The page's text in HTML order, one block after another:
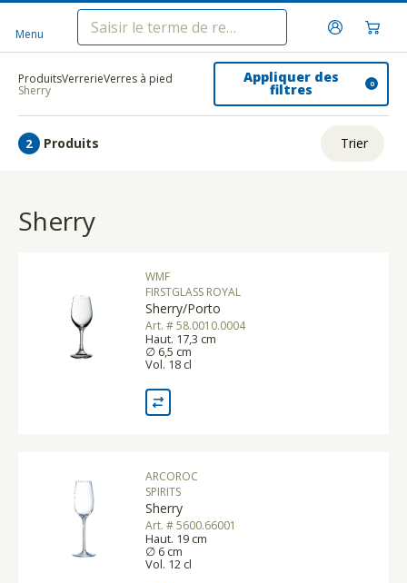
Menu
ProduitsVerrerieVerres à pied
Sherry
Appliquer des
filtres 0
2 Produits Trier
Sherry
WMF
FIRSTGLASS ROYAL
Sherry/Porto
Art. # 58.0010.0004
Haut. 17,3 cm
∅ 6,5 cm
Vol. 18 cl
ARCOROC
SPIRITS
Sherry
Art. # 5600.66001
Haut. 19 cm
∅ 6 cm
Vol. 12 cl